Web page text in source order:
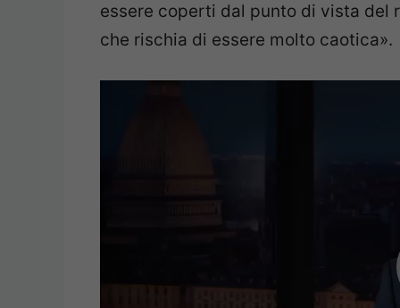
essere coperti dal punto di vista del
che rischia di essere molto caotica».